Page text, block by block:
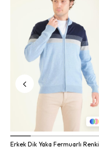
Erkek Dik Yaka Fermuarlı Renki